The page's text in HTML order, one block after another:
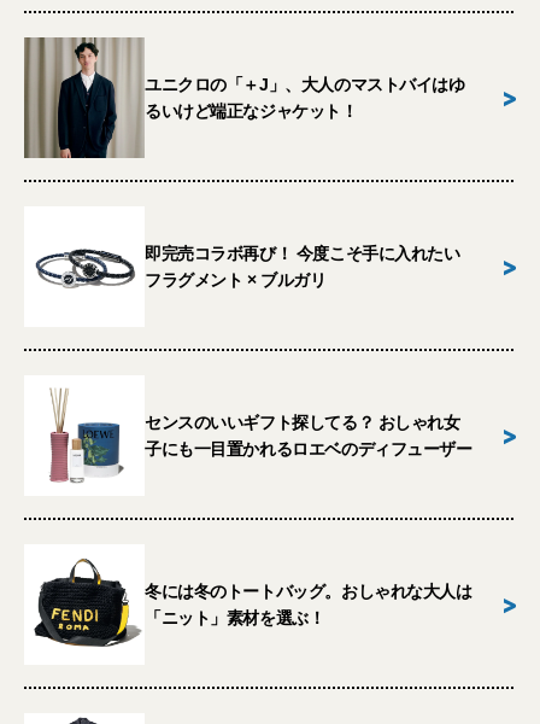
ユニクロの「＋J」、大人のマストバイはゆ
るいけど端正なジャケット！
>
即完売コラボ再び！ 今度こそ手に入れたい
フラグメント × ブルガリ
>
センスのいいギフト探してる？ おしゃれ女
子にも一目置かれるロエベのディフューザー
>
冬には冬のトートバッグ。おしゃれな大人は
「ニット」素材を選ぶ！
>